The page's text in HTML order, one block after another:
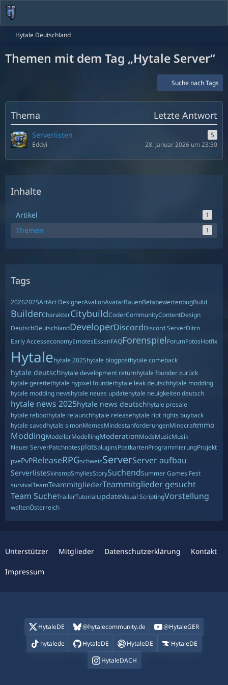
Hytale Deutschland
Themen mit dem Tag „Hytale Server“
Suche nach Tags
Thema Letzte Antwort
Serverlisten
5
Eddyi
28. Januar 2026 um 23:50
Inhalte
Artikel 1
Themen 1
Tags
20262025ArtArt DesignerAvalionAvatarBauenBetabewertenbugBuild
BuilderCharakterCitybuildCoderCommunityContentDesign
DeutschDeutschlandDeveloperDiscordDiscord ServerDitro
Early AccesseconomyEmotesEssenFAQForenspielForumFotosHotfix
Hytalehytale 2025hytale blogposthytale comeback
hytale deutschhytale development returnhytale founder zurück
hytale gerettethytale hypixel founderhytale leak deutschhytale modding
hytale modding newshytale neues updatehytale neuigkeiten deutsch
hytale news 2025hytale news deutschhytale presale
hytale reboothytale relaunchhytale releasehytale riot rights buyback
hytale savedhytale simonMemesMindestanforderungenMinecraftmmo
ModdingModellerModellingModerationModsMusicMusik
Neuer ServerPatchnotesplotspluginsPostkartenProgrammierungProjekt
pvePvPReleaseRPGschweizServerServer aufbau
ServerlisteSkinsmpSmyliesStorySuchendSummer Games Fest
survivalTeamTeammitgliederTeammitglieder gesucht
Team SucheTrailerTutorialupdateVisual ScriptingVorstellung
weltenÖsterreich
Unterstützer Mitglieder Datenschutzerklärung Kontakt
Impressum
HytaleDE @hytalecommunity.de
@HytaleGER
hytalede
HytaleDE HytaleDE
HytaleDE
HytaleDACH